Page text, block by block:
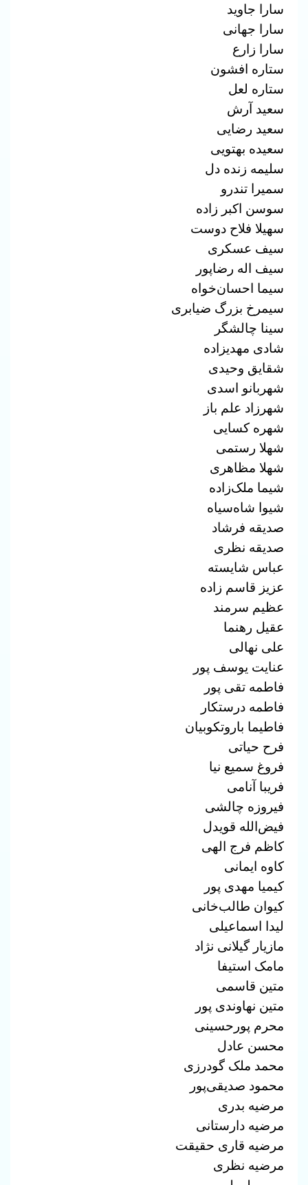
سارا جاوید
سارا جهانی
سارا زارع
ستاره افشون
ستاره لعل
سعید آرش
سعید رضایی
سعیده بهتویی
سلیمه زنده دل
سمیرا تندرو
سوسن اکبر زاده
سهیلا فلاح دوست
سیف عسکرى
سیف اله رضاپور
سیما احسان‌خواه
سیمرخ بزرگ ضیابری
سینا چالشگر
شادی مهدیزاده
شقایق وحیدی
شهربانو اسدی
شهرزاد علم باز
شهره کسایی
شهلا رستمی
شهلا مظاهرى
شیما ملک‌زاده
شیوا شاه‌سیاه
صدیقه فرشاد
صدیقه نظری
عباس شایسته
عزیز قاسم زاده
عظیم سرمند
عقیل رهنما
علی نهالی
عنایت یوسف پور
فاطمه تقی پور
فاطمه درستکار
فاطیما باروتکوبیان
فرح حیاتی
فروغ سمیع نیا
فریبا آنامی
فیروزه چالشی
فیض‌الله قویدل
کاظم فرج الهی
کاوه ایمانی
کیمیا مهدی پور
کیوان طالب‌خانی
لیدا اسماعیلی
مازیار گیلانی نژاد
مامک استیفا
متین قاسمی
متین نهاوندی پور
محرم پورحسینی
محسن عادل
محمد ملک گودرزی
محمود صدیقی‌پور
مرضیه بدری
مرضیه دارستانی
مرضیه قاری حقیقت
مرضیه نظری